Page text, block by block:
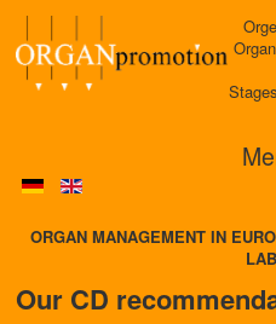
ORGAN MANAGEMENT IN
Our CD